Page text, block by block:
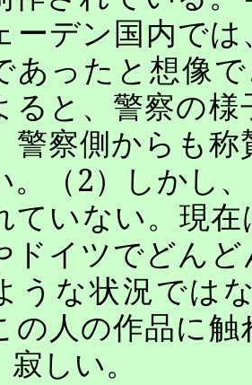
ーデン国内で
あったと想像
ると、警察の
警察側からも
。（2）しかし
ていない。現
ドイツでどん
うな状況では
の人の作品に
しい。